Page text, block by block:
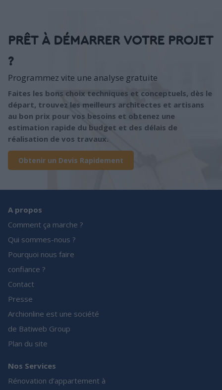
PRÊT À DÉMARRER VOTRE PROJET
?
Programmez vite une analyse gratuite
Faites les bons choix techniques et conceptuels, dès le
départ, trouvez les meilleurs architectes et artisans
au bon prix pour vos besoins et obtenez une
estimation rapide du budget et des délais de
réalisation de vos travaux.
Obtenir un Devis Rapidement
A propos
Comment ça marche ?
Qui sommes-nous ?
Pourquoi nous faire
confiance ?
Contact
Presse
Archionline est une société
de Batiweb Group
Plan du site
Nos Services
Rénovation d’appartement à